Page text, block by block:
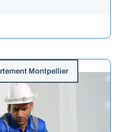
Montpellier